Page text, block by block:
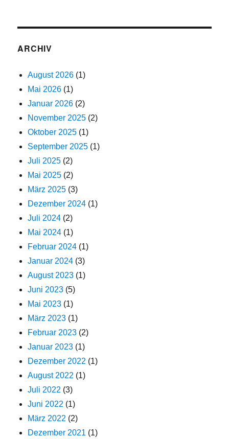
ARCHIV
August 2026 (1)
Mai 2026 (1)
Januar 2026 (2)
November 2025 (2)
Oktober 2025 (1)
September 2025 (1)
Juli 2025 (2)
Mai 2025 (2)
März 2025 (3)
Dezember 2024 (1)
Juli 2024 (2)
Mai 2024 (1)
Februar 2024 (1)
Januar 2024 (3)
August 2023 (1)
Juni 2023 (5)
Mai 2023 (1)
März 2023 (1)
Februar 2023 (2)
Januar 2023 (1)
Dezember 2022 (1)
August 2022 (1)
Juli 2022 (3)
Juni 2022 (1)
März 2022 (2)
Dezember 2021 (1)